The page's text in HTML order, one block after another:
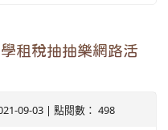
租稅抽抽樂網路活
09-03 | 點閱數： 498